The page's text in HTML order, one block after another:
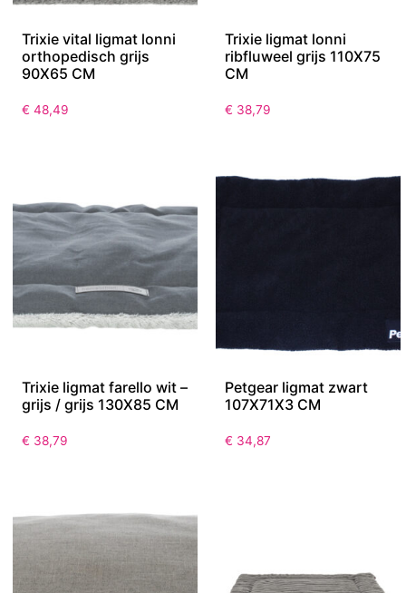
Trixie vital ligmat lonni
orthopedisch grijs
90X65 CM
€ 48,49
Trixie ligmat lonni
ribfluweel grijs 110X75
CM
€ 38,79
Trixie ligmat farello wit –
grijs / grijs 130X85 CM
€ 38,79
Petgear ligmat zwart
107X71X3 CM
€ 34,87